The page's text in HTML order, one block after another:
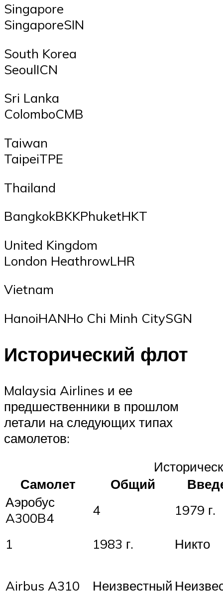
Singapore
SingaporeSIN
South Korea
SeoulICN
Sri Lanka
ColomboCMB
Taiwan
TaipeiTPE
Thailand
BangkokBKKPhuketHKT
United Kingdom
London HeathrowLHR
Vietnam
HanoiHANHo Chi Minh CitySGN
Исторический флот
Malaysia Airlines и ее
предшественники в прошлом
летали на следующих типах
самолетов:
Самолет
Общий
Аэробус
A300B4
4 1979 г.
1 1983 г. Никто
Airbus A310 Неизвестный